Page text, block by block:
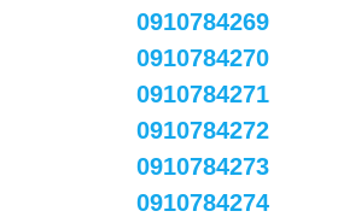
0910784269
0910784270
0910784271
0910784272
0910784273
0910784274